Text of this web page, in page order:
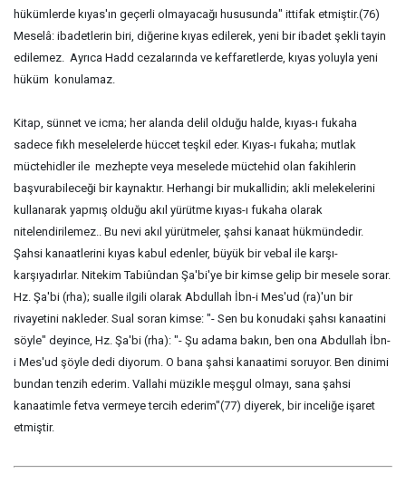
hükümlerde kıyas'ın geçerli olmayacağı hususunda" ittifak etmiştir.(76)
Meselâ: ibadetlerin biri, diğerine kıyas edilerek, yeni bir ibadet şekli tayin
edilemez. Ayrıca Hadd cezalarında ve keffaretlerde, kıyas yoluyla yeni
hüküm konulamaz.
Kitap, sünnet ve icma; her alanda delil olduğu halde, kıyas-ı fukaha
sadece fıkh meselelerde hüccet teşkil eder. Kıyas-ı fukaha; mutlak
müctehidler ile mezhepte veya meselede müctehid olan fakihlerin
başvurabileceği bir kaynaktır. Herhangi bir mukallidin; akli melekelerini
kullanarak yapmış olduğu akıl yürütme kıyas-ı fukaha olarak
nitelendirilemez.. Bu nevi akıl yürütmeler, şahsi kanaat hükmündedir.
Şahsi kanaatlerini kıyas kabul edenler, büyük bir vebal ile karşı-
karşıyadırlar. Nitekim Tabiûndan Şa'bi'ye bir kimse gelip bir mesele sorar.
Hz. Şa'bi (rha); sualle ilgili olarak Abdullah İbn-i Mes'ud (ra)'un bir
rivayetini nakleder. Sual soran kimse: "- Sen bu konudaki şahsı kanaatini
söyle" deyince, Hz. Şa'bi (rha): "- Şu adama bakın, ben ona Abdullah İbn-
i Mes'ud şöyle dedi diyorum. O bana şahsi kanaatimi soruyor. Ben dinimi
bundan tenzih ederim. Vallahi müzikle meşgul olmayı, sana şahsi
kanaatimle fetva vermeye tercih ederim"(77) diyerek, bir inceliğe işaret
etmiştir.